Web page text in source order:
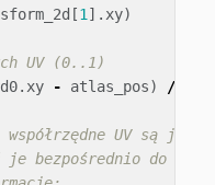
[1 ]. xy)
UV (0..1)
. xy - atlas_pos) /
UV są już
je bezpośrednio do